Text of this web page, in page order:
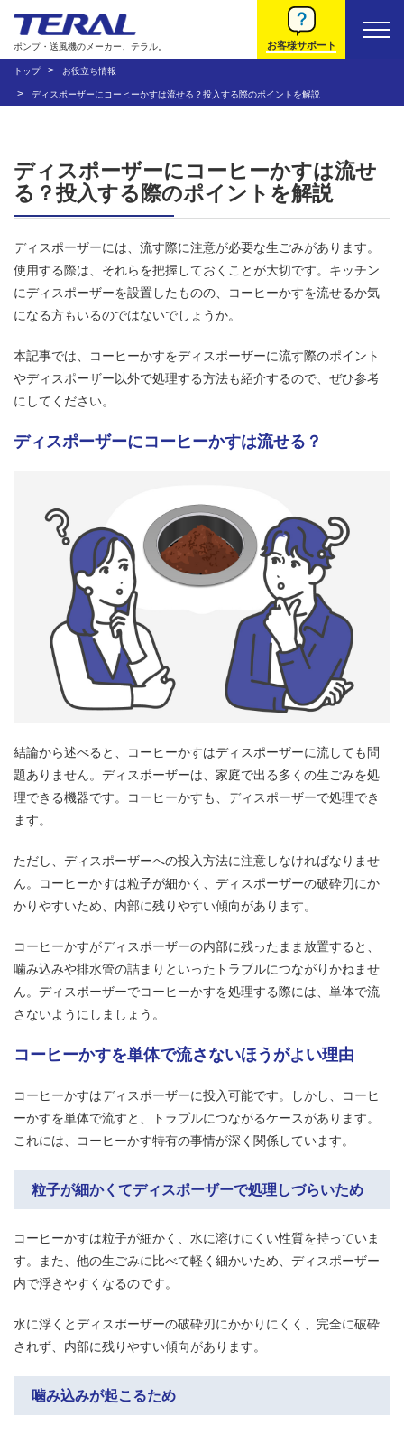
ポンプ・送風機のメーカー、テラル。 お客様サポート
トップ お役立ち情報
ディスポーザーにコーヒーかすは流せる？投入する際のポイントを解説
ディスポーザーにコーヒーかすは流せ
る？投入する際のポイントを解説
ディスポーザーには、流す際に注意が必要な生ごみがあります。
使用する際は、それらを把握しておくことが大切です。キッチン
にディスポーザーを設置したものの、コーヒーかすを流せるか気
になる方もいるのではないでしょうか。
本記事では、コーヒーかすをディスポーザーに流す際のポイント
やディスポーザー以外で処理する方法も紹介するので、ぜひ参考
にしてください。
ディスポーザーにコーヒーかすは流せる？
結論から述べると、コーヒーかすはディスポーザーに流しても問
題ありません。ディスポーザーは、家庭で出る多くの生ごみを処
理できる機器です。コーヒーかすも、ディスポーザーで処理でき
ます。
ただし、ディスポーザーへの投入方法に注意しなければなりませ
ん。コーヒーかすは粒子が細かく、ディスポーザーの破砕刃にか
かりやすいため、内部に残りやすい傾向があります。
コーヒーかすがディスポーザーの内部に残ったまま放置すると、
噛み込みや排水管の詰まりといったトラブルにつながりかねませ
ん。ディスポーザーでコーヒーかすを処理する際には、単体で流
さないようにしましょう。
コーヒーかすを単体で流さないほうがよい理由
コーヒーかすはディスポーザーに投入可能です。しかし、コーヒ
ーかすを単体で流すと、トラブルにつながるケースがあります。
これには、コーヒーかす特有の事情が深く関係しています。
粒子が細かくてディスポーザーで処理しづらいため
コーヒーかすは粒子が細かく、水に溶けにくい性質を持っていま
す。また、他の生ごみに比べて軽く細かいため、ディスポーザー
内で浮きやすくなるのです。
水に浮くとディスポーザーの破砕刃にかかりにくく、完全に破砕
されず、内部に残りやすい傾向があります。
噛み込みが起こるため